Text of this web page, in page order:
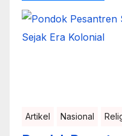
Artikel Nasional